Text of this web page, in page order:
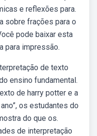
e reflexões para.
sobre frações para o
pode baixar esta
para impressão.
de texto
ensino fundamental.
de harry potter e a
os estudantes do
do que os.
de interpretação